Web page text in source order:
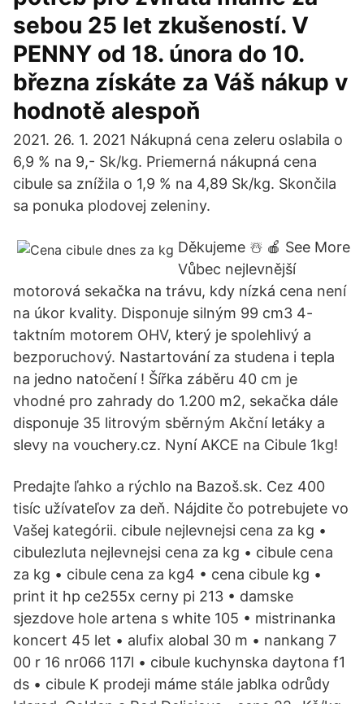
sebou 25 let zkušeností. V
PENNY od 18. února do 10.
března získáte za Váš nákup v
hodnotě alespoň
2021. 26. 1. 2021 Nákupná cena zeleru oslabila o
6,9 % na 9,- Sk/kg. Priemerná nákupná cena
cibule sa znížila o 1,9 % na 4,89 Sk/kg. Skončila
sa ponuka plodovej zeleniny.
Děkujeme ☃️ 🍎 See More
Vůbec nejlevnější
motorová sekačka na trávu, kdy nízká cena není
na úkor kvality. Disponuje silným 99 cm3 4-
taktním motorem OHV, který je spolehlivý a
bezporuchový. Nastartování za studena i tepla
na jedno natočení ! Šířka záběru 40 cm je
vhodné pro zahrady do 1.200 m2, sekačka dále
disponuje 35 litrovým sběrným Akční letáky a
slevy na vouchery.cz. Nyní AKCE na Cibule 1kg!
Predajte ľahko a rýchlo na Bazoš.sk. Cez 400
tisíc užívateľov za deň. Nájdite čo potrebujete vo
Vašej kategórii. cibule nejlevnejsi cena za kg •
cibulezluta nejlevnejsi cena za kg • cibule cena
za kg • cibule cena za kg4 • cena cibule kg •
print it hp ce255x cerny pi 213 • damske
sjezdove hole artena s white 105 • mistrinanka
koncert 45 let • alufix alobal 30 m • nankang 7
00 r 16 nr066 117l • cibule kuchynska daytona f1
ds • cibule K prodeji máme stále jablka odrůdy